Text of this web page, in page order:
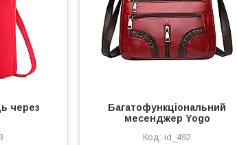
через
Багатофункціональний
месенджер Yogo
id_492